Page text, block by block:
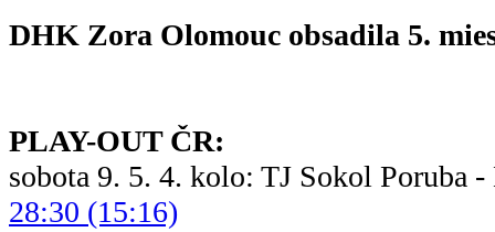
DHK Zora Olomouc obsadila 5.
PLAY-OUT ČR:
sobota 9. 5. 4. kolo: TJ Sokol Poruba
28:30 (15:16)